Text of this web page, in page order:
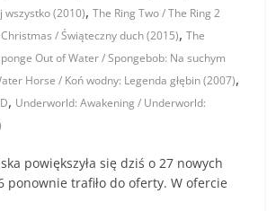
wszystko (2010),The Ring Two / The Ring 2
/ Świąteczny duch (2015),The
Out of Water / Spongebob: Na suchym
Horse / Koń wodny: Legenda głębin (2007),
, Underworld: Awakening / Underworld:
powiększyła się dziś o 27 nowych
ponownie trafiło do oferty. W ofercie